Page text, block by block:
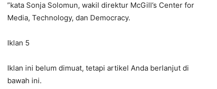
”kata Sonja Solomun, wakil direktur McGill’s Center for
Media, Technology, dan Democracy.
Iklan 5
Iklan ini belum dimuat, tetapi artikel Anda berlanjut di
bawah ini.